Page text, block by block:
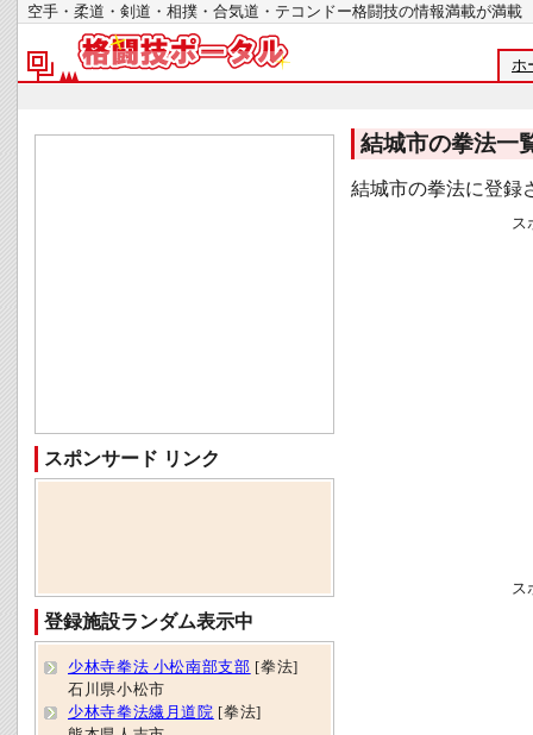
空手・柔道・剣道・相撲・合気道・テコンドー格闘技の情報満載が
ホ
結城市の拳法一
結城市の拳法に登録
ス
ス
スポンサード リンク
登録施設ランダム表示中
少林寺拳法 小松南部支部 [拳法]
石川県小松市
少林寺拳法繊月道院 [拳法]